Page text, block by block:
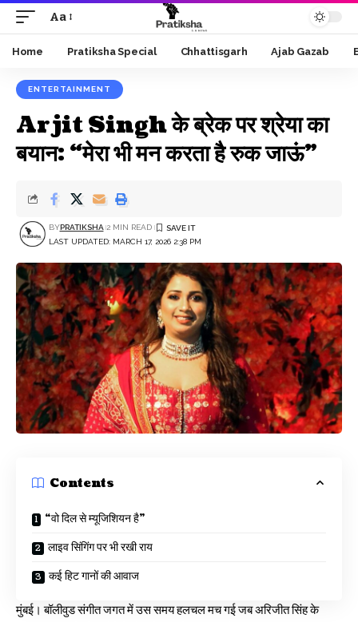
Font
Resizer
Aa
Home Pratiksha Special Chhattisgarh Ajab Gazab
ENTERTAINMENT
Arjit Singh के ब्रेक पर श्रेया का
बयान: “मेरा भी मन करता है रुक जाऊं”
LAST UPDATED: MARCH 17, 2026 2:38 PM
BYPRATIKSHA 2 MIN READ
Contents
“वो दिल से म्यूजिशियन है”
लाइव सिंगिंग पर भी रखी राय
कई हिट गानों की आवाज
मुंबई। बॉलीवुड संगीत जगत में उस समय हलचल मच गई जब अरिजीत सिंह के